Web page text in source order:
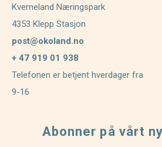
Kverneland Næringspark
4353 Klepp Stasjon
post@okoland.no
+ 47 919 01 938
Telefonen er betjent hverdager fra
9-16
Abonner på vårt